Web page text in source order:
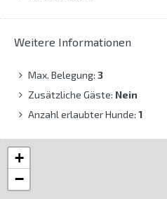
Weitere Informationen
Max. Belegung: 3
Zusätzliche Gäste: Nein
Anzahl erlaubter Hunde: 1
+
−